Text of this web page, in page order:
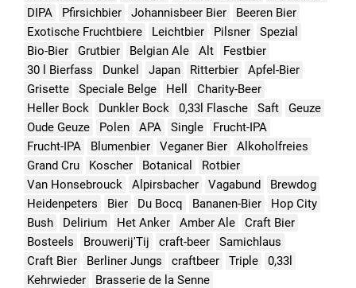
DIPA
Pfirsichbier Johannisbeer Bier
Beeren Bier
Exotische Fruchtbiere
Leichtbier Pilsner
Spezial
Bio-Bier
Grutbier Belgian Ale Alt
Festbier
30 l Bierfass
Dunkel Japan Ritterbier
Apfel-Bier
Grisette
Speciale Belge Hell
Charity-Beer
Heller Bock
Dunkler Bock 0,33l Flasche Saft
Geuze
Oude Geuze
Polen APA Single
Frucht-IPA
Frucht-IPA
Blumenbier Veganer Bier
Alkoholfreies
Grand Cru
Koscher Botanical
Rotbier
Van Honsebrouck
Alpirsbacher Vagabund
Brewdog
Heidenpeters
Bier Du Bocq Bananen-Bier
Hop City
Bush
Delirium Het Anker Amber Ale
Craft Bier
Bosteels
Brouwerij'Tij craft-beer
Samichlaus
Craft Bier
Berliner Jungs craftbeer Triple
0,33l
Kehrwieder
Brasserie de la Senne